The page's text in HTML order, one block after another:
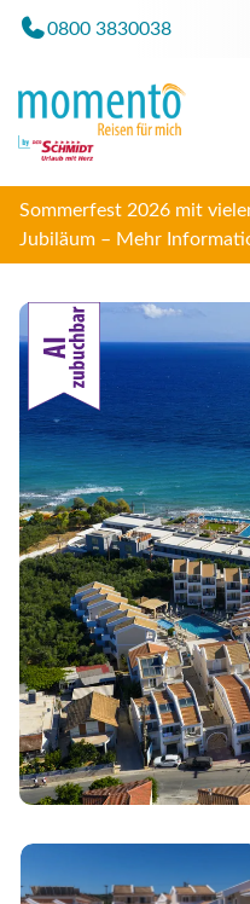
0800 3830038
Sommerfest 2026 mit
Jubiläum – Mehr